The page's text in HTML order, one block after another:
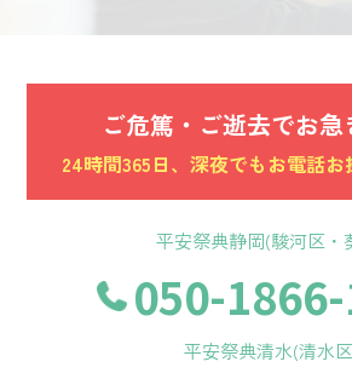
ご危篤・ご逝去でお急
24時間365日、深夜でもお電話お
平安祭典静岡(駿河区・
050-
平安祭典清水(清水